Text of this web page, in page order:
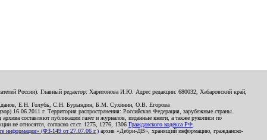
России). Главный редактор: Харитонова И.Ю. Адрес редакции: 680032, Хабаровский край,
Е.Н. Голубь, С.Н. Бурындин, Б.М. Сухинин, О.В. Егорова
16.06.2011 г. Территория распространения: Российская Федерация, зарубежные страны.
составляют публикации газет и журналов, изданные книги, а также рукописи по
не относятся, согласно ст.ст. 1275, 1276, 1306 Гражданского кодекса РФ
информации» (ФЗ-149 от 27.07.06 г.) архив «Дебри-ДВ», хранящий информацию, гражданско-